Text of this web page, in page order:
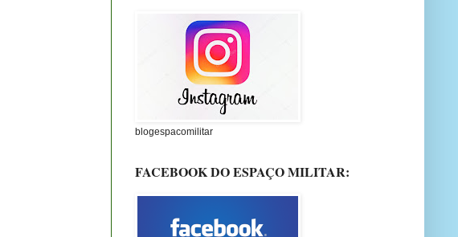
blogespacomilitar
FACEBOOK DO ESPAÇO MILITAR: